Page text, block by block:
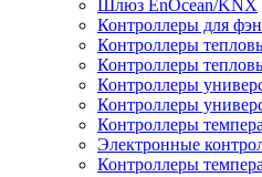
Шлюз EnOcean/KNX
Контроллеры для
Контроллеры
Контроллеры
Контроллеры
Контроллеры
Контроллеры
Электронные
Контроллеры